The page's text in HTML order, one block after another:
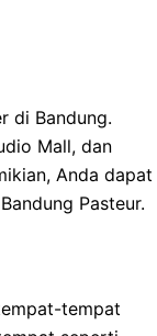
di Bandung.
Mall, dan
Anda dapat
Pasteur.
tempat